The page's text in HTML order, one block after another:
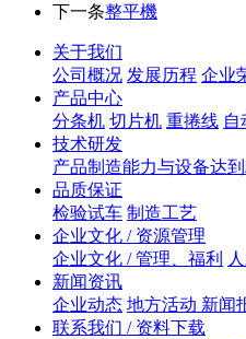
下一条整平機
关于我们
公司概况 发展历程 企业
产品中心
分条机 切片机 重捲线 自
技术研发
产品制造能力与设备达
品质保证
检验试车 制造工艺
企业文化 / 资源管理
企业文化 / 管理、福利
新闻资讯
企业动态 地方活动 新闻
联系我们 / 资料下载